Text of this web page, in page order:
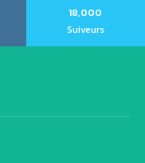
18,000
Suiveurs